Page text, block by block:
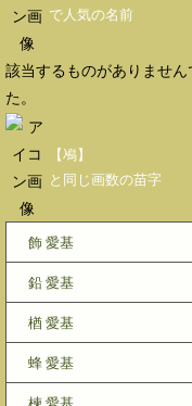
で人気の名前
該当するものがありません
た。
【鳰】
と同じ画数の苗字
飾 愛基
鉛 愛基
楢 愛基
蜂 愛基